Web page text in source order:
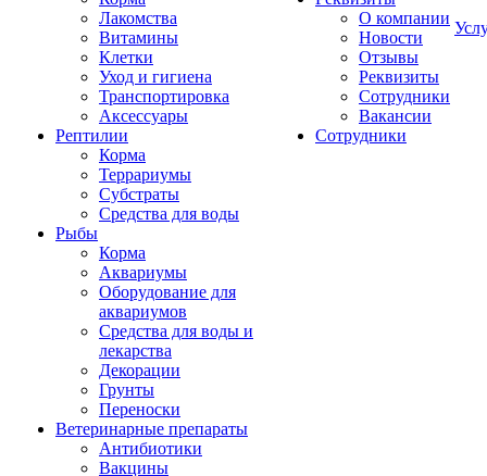
Лакомства
Витамины
Клетки
Уход и гигиена
Транспортировка
Аксессуары
Рептилии
Корма
Террариумы
Субстраты
Средства для воды
Рыбы
Корма
Аквариумы
Оборудование для
аквариумов
Средства для воды и
лекарства
Декорации
Грунты
Переноски
Ветеринарные препараты
Антибиотики
Вакцины
О компании
Новости
Отзывы
Реквизиты
Сотрудники
Вакансии
Сотрудники